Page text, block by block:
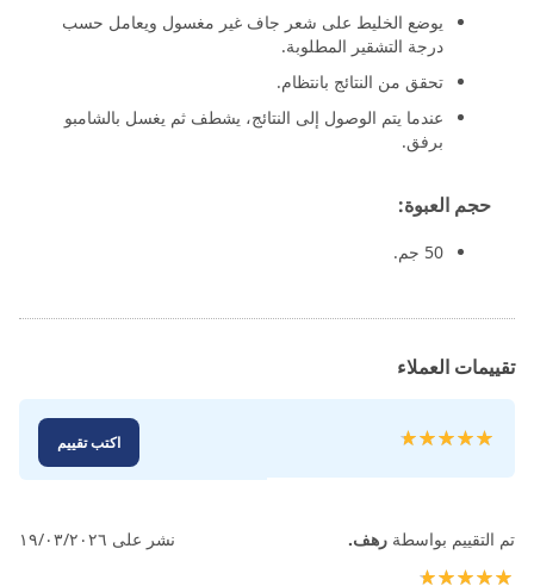
يوضع الخليط على شعر جاف غير مغسول ويعامل حسب
درجة التشقير المطلوبة.
تحقق من النتائج بانتظام.
عندما يتم الوصول إلى النتائج، يشطف ثم يغسل بالشامبو
برفق.
حجم العبوة:
50 جم.
تقييمات العملاء
تقييم:
اكتب تقييم
تم التقييم بواسطة رهف. نشر على ١٩/٠٣/٢٠٢٦